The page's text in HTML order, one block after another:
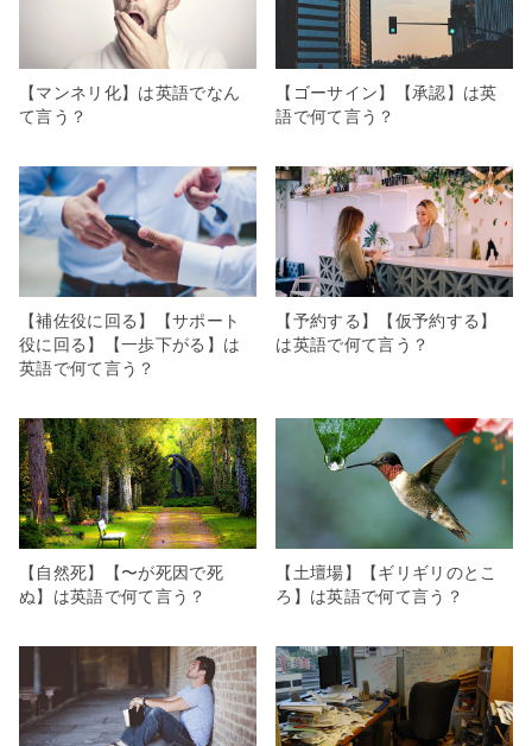
【マンネリ化】は英語でなん
て言う？
【ゴーサイン】【承認】は英
語で何て言う？
【補佐役に回る】【サポート
役に回る】【一歩下がる】は
英語で何て言う？
【予約する】【仮予約する】
は英語で何て言う？
【自然死】【〜が死因で死
ぬ】は英語で何て言う？
【土壇場】【ギリギリのとこ
ろ】は英語で何て言う？